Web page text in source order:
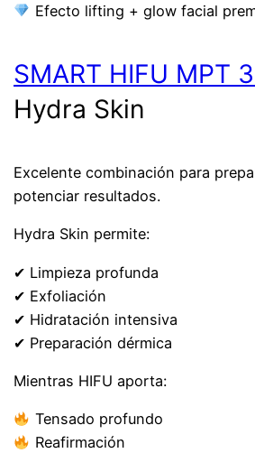
Efecto lifting + glow facial
SMART HIFU MPT
Hydra Skin
Excelente combinación para
potenciar resultados.
Hydra Skin permite:
✔ Limpieza profunda
✔ Exfoliación
✔ Hidratación intensiva
✔ Preparación dérmica
Mientras HIFU aporta:
Tensado profundo
Reafirmación